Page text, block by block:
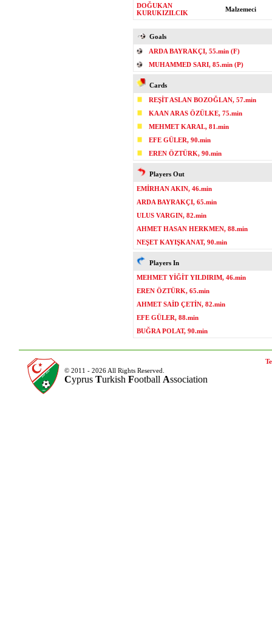
DOĞUKAN
KURUKIZILCIK
Malzemeci
Goals
ARDA BAYRAKÇI, 55.min (F)
MUHAMMED SARI, 85.min (P)
Cards
REŞİT ASLAN BOZOĞLAN, 57.min
KAAN ARAS ÖZÜLKE, 75.min
MEHMET KARAL, 81.min
EFE GÜLER, 90.min
EREN ÖZTÜRK, 90.min
Players Out
EMİRHAN AKIN, 46.min
ARDA BAYRAKÇI, 65.min
ULUS VARGIN, 82.min
AHMET HASAN HERKMEN, 88.min
NEŞET KAYIŞKANAT, 90.min
Players In
MEHMET YİĞİT YILDIRIM, 46.min
EREN ÖZTÜRK, 65.min
AHMET SAİD ÇETİN, 82.min
EFE GÜLER, 88.min
BUĞRA POLAT, 90.min
© 2011 - 2026 All Rights Reserved.
Cyprus Turkish Football Association